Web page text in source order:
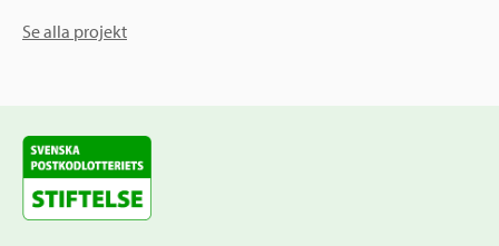
Se alla projekt